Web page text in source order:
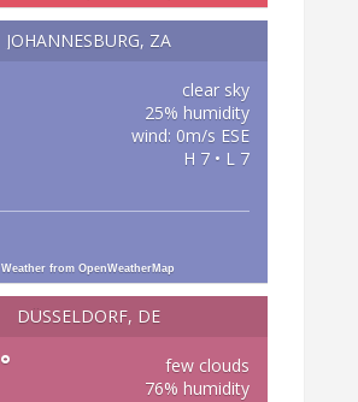
JOHANNESBURG, ZA
clear sky
25% humidity
wind: 0m/s ESE
H 7 • L 7
Weather from OpenWeatherMap
DÜSSELDORF, DE
°
few clouds
76% humidity